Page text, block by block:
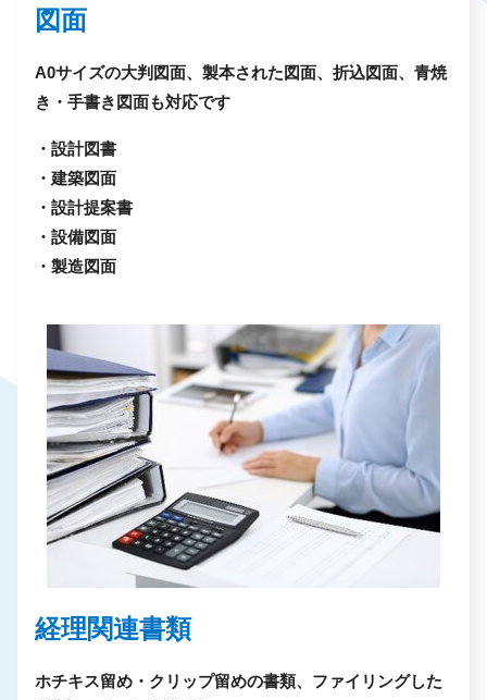
図面
A0サイズの大判図面、製本された図面、折込図面、青焼
き・手書き図面も対応です
・設計図書
・建築図面
・設計提案書
・設備図面
・製造図面
経理関連書類
ホチキス留め・クリップ留めの書類、ファイリングした